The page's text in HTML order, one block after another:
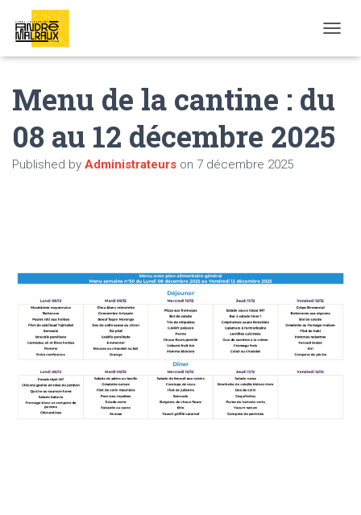
Menu de la cantine : du
08 au 12 décembre 2025
Published by Administrateurs on 7 décembre 2025